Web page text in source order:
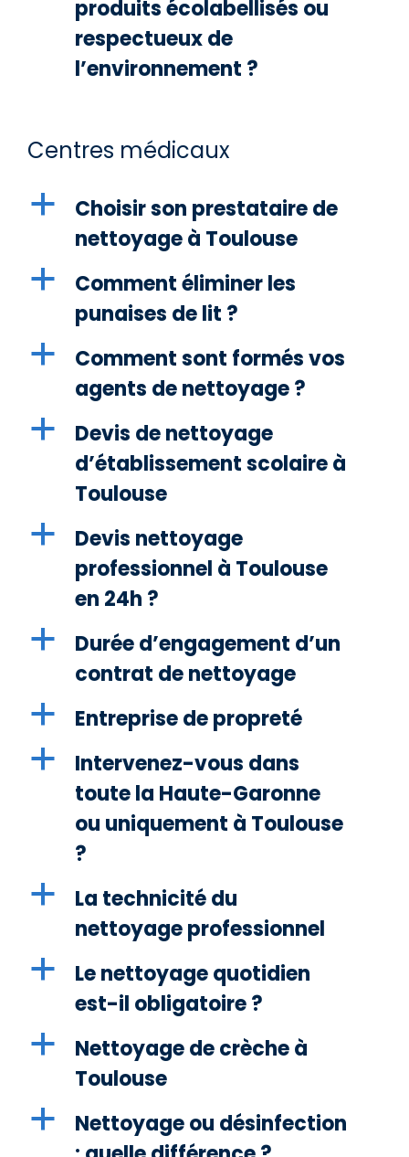
produits écolabellisés ou
respectueux de
l’environnement ?
Centres médicaux
a
Choisir son prestataire de
nettoyage à Toulouse
a
Comment éliminer les
punaises de lit ?
a
Comment sont formés vos
agents de nettoyage ?
a
Devis de nettoyage
d’établissement scolaire à
Toulouse
a
Devis nettoyage
professionnel à Toulouse
en 24h ?
a
Durée d’engagement d’un
contrat de nettoyage
a Entreprise de propreté
a
Intervenez-vous dans
toute la Haute-Garonne
ou uniquement à Toulouse
?
a
La technicité du
nettoyage professionnel
a
Le nettoyage quotidien
est-il obligatoire ?
a
Nettoyage de crèche à
Toulouse
a
Nettoyage ou désinfection